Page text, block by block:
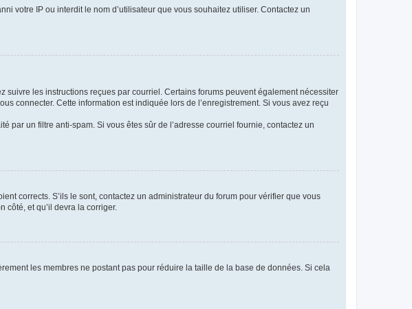
votre IP ou interdit le nom d’utilisateur que vous souhaitez utiliser. Contactez un
suivre les instructions reçues par courriel. Certains forums peuvent également nécessiter
connecter. Cette information est indiquée lors de l’enregistrement. Si vous avez reçu
par un filtre anti-spam. Si vous êtes sûr de l’adresse courriel fournie, contactez un
corrects. S’ils le sont, contactez un administrateur du forum pour vérifier que vous
côté, et qu’il devra la corriger.
les membres ne postant pas pour réduire la taille de la base de données. Si cela